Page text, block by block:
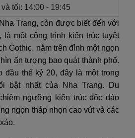
tối: 14:00 - 19:45
Trang, còn được biết đến với
một công trình kiến trúc tuyệt
Gothic, nằm trên đỉnh một ngọn
ấn tượng bao quát thành phố.
thế kỷ 20, đây là một trong
bật nhất của Nha Trang. Du
ngưỡng kiến trúc độc đáo
ngọn tháp nhọn cao vút và các